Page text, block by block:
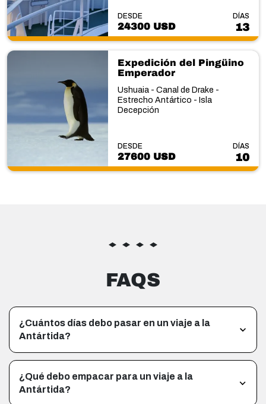
DESDE
24300 USD
DÍAS
13
Expedición del Pingüino
Emperador
Ushuaia - Canal de Drake -
Estrecho Antártico - Isla
Decepción
DESDE
27600 USD
DÍAS
10
FAQS
¿Cuántos días debo pasar en un viaje a la
Antártida?
¿Qué debo empacar para un viaje a la
Antártida?